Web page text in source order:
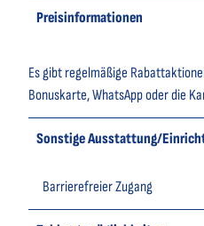
Preisinformationen
Es gibt regelmäßige
Bonuskarte, WhatsApp oder die
Sonstige Ausstattung/
Barrierefreier Zugang